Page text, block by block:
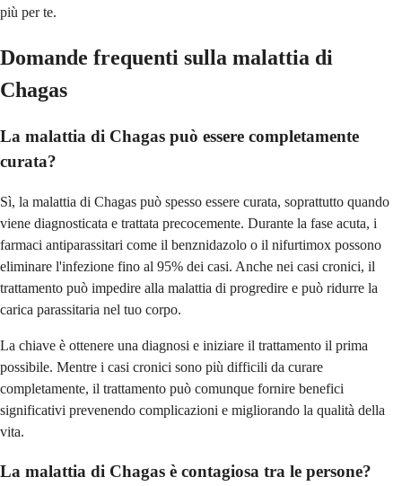
più per te.
Domande frequenti sulla malattia di
Chagas
La malattia di Chagas può essere completamente
curata?
Sì, la malattia di Chagas può spesso essere curata, soprattutto quando
viene diagnosticata e trattata precocemente. Durante la fase acuta, i
farmaci antiparassitari come il benznidazolo o il nifurtimox possono
eliminare l'infezione fino al 95% dei casi. Anche nei casi cronici, il
trattamento può impedire alla malattia di progredire e può ridurre la
carica parassitaria nel tuo corpo.
La chiave è ottenere una diagnosi e iniziare il trattamento il prima
possibile. Mentre i casi cronici sono più difficili da curare
completamente, il trattamento può comunque fornire benefici
significativi prevenendo complicazioni e migliorando la qualità della
vita.
La malattia di Chagas è contagiosa tra le persone?